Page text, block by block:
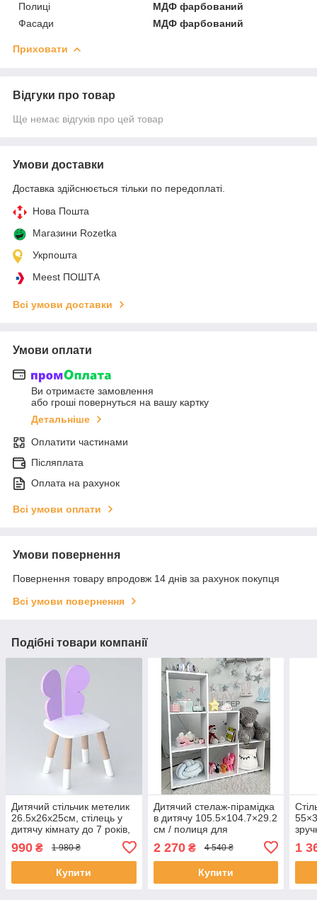
Полиці
МДФ фарбований
Фасади
МДФ фарбований
Приховати
Відгуки про товар
Ще немає відгуків про цей товар
Умови доставки
Доставка здійснюється тільки по передоплаті.
Нова Пошта
Магазини Rozetka
Укрпошта
Meest ПОШТА
Всі умови доставки
Умови оплати
Ви отримаєте замовлення
або гроші повернуться на вашу картку
Детальніше
Оплатити частинами
Післяплата
Оплата на рахунок
Всі умови оплати
Умови повернення
Повернення товару впродовж 14 днів за рахунок покупця
Всі умови повернення
Подібні товари компанії
Дитячий стільчик метелик
26.5х26х25см, стілець у
дитячу кімнату до 7 років,
990 ₴ 1 980 ₴
Купити
Дитячий стелаж-пірамідка
в дитячу 105.5×104.7×29.2
см / полиця для
зберігання іграшок та книг
2 270₴ 4 540 ₴
Купити
1